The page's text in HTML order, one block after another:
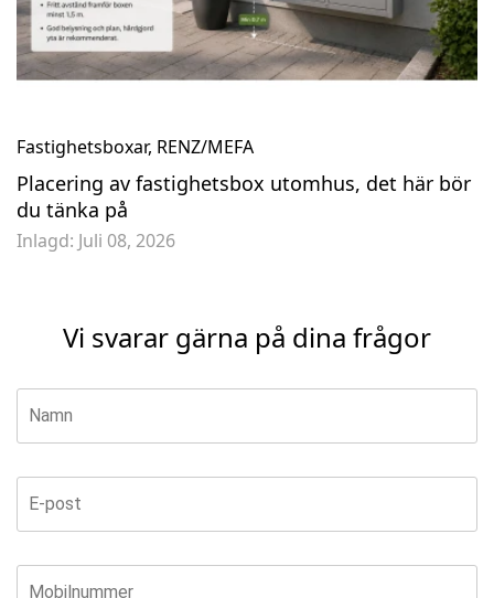
Fastighetsboxar, RENZ/MEFA
Placering av fastighetsbox utomhus, det här bör
du tänka på
Inlagd: Juli 08, 2026
Vi svarar gärna på dina frågor